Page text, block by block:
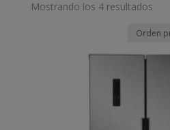
Mostrando los 4 resultados